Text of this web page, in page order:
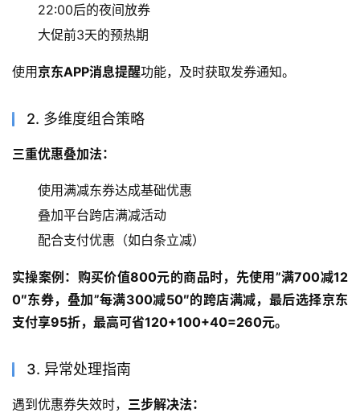
22:00后的夜间放券
大促前3天的预热期
使用京东APP消息提醒功能，及时获取发券通知。
2. 多维度组合策略
三重优惠叠加法：
使用满减东券达成基础优惠
叠加平台跨店满减活动
配合支付优惠（如白条立减）
实操案例：购买价值800元的商品时，先使用”满700减12
0″东券，叠加”每满300减50″的跨店满减，最后选择京东
支付享95折，最高可省120+100+40=260元。
3. 异常处理指南
遇到优惠券失效时， 三步解决法：